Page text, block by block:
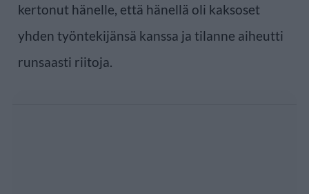
kertonut hänelle, että hänellä oli kaksoset
yhden työntekijänsä kanssa ja tilanne aiheutti
runsaasti riitoja.